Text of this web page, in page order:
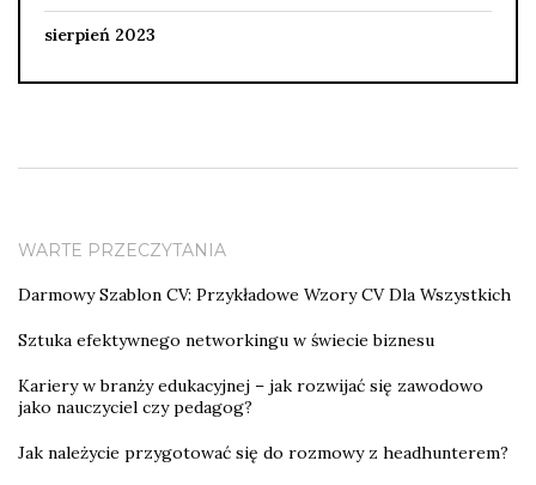
sierpień 2023
WARTE PRZECZYTANIA
Darmowy Szablon CV: Przykładowe Wzory CV Dla Wszystkich
Sztuka efektywnego networkingu w świecie biznesu
Kariery w branży edukacyjnej – jak rozwijać się zawodowo
jako nauczyciel czy pedagog?
Jak należycie przygotować się do rozmowy z headhunterem?